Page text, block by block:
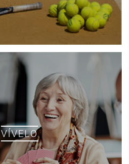
VÍVELO